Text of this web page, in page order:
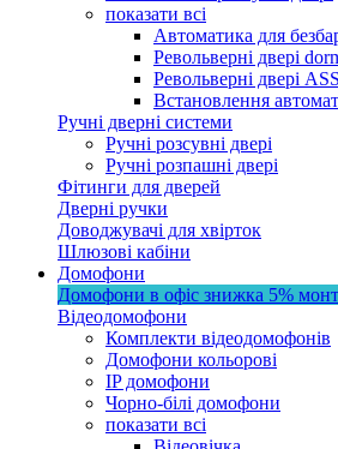
показати всі
Автоматика для
Револьверні двері
Револьверні двері
Встановлення
Ручні дверні системи
Ручні розсувні двері
Ручні розпашні двері
Фітинги для дверей
Дверні ручки
Доводжувачі для хвірток
Шлюзові кабіни
Домофони
Домофони в офіс знижка 5%
Відеодомофони
Комплекти відеодомофонів
Домофони кольорові
IP домофони
Чорно-білі домофони
показати всі